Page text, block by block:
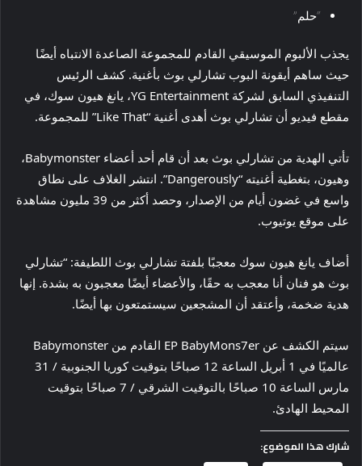
“حلم”
يجذب الألبوم الموسيقي القادم للمجموعة الصاعدة الانتباه أيضًا
حيث ساهم أيقونة البوب ​​تشارلي بوث بأغنية. كشف الرئيس
التنفيذي السابق لشركة YG Entertainment، يانغ هيون سوك، في
مقطع فيديو أن تشارلي بوث أهدى أغنية “Like That” للمجموعة.
تأتي الهدية من تشارلي بوث بعد أن قام أحد أعضاء Babymonster،
وهيون، بتغطية أغنيته “Dangerously”. انتشر الغلاف على نطاق
واسع في غضون أيام من الإصدار، وحصد أكثر من 39 مليون مشاهدة
على موقع يوتيوب.
أضاف يانغ هيون سوك معجبًا بلفتة تشارلي بوث اللطيفة: “تشارلي
بوث هو فنان أنا معجب به حقًا، والأعضاء أيضًا معجبون به بشدة. إنها
هدية ضخمة، وأعتقد أن المشجعين سيستمتعون بها أيضًا.
سيتم الكشف عن EP BabyMons7er القادم من Babymonster
عالميًا في 1 أبريل الساعة 12 صباحًا بتوقيت كوريا الجنوبية / 31
مارس الساعة 10 صباحًا بالتوقيت الشرقي / 7 صباحًا بتوقيت
المحيط الهادئ.
شارك هذا الموضوع: